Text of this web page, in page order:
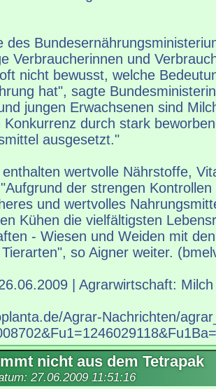
des
Verbraucherinnen und
nicht bewusst, welche
hat", sagte
jungen Erwachsenen sind
Konkurrenz durch stark
ausgesetzt."
wertvolle Nährstoffe,
der strengen
und wertvolles
Kühen die vielfältigsten
- Wiesen und Weiden mit
so Aigner weiter.
| Agrarwirtschaft: Milch
Agrar-Nachrichten/
nicht aus dem Tetrapak
27.06.2009 11:51:16